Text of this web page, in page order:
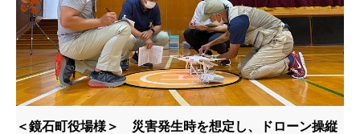
＜鏡石町役場様＞ 災害発生時を想定し、ドローン操縦